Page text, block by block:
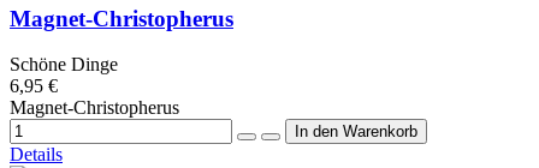
Magnet-Christopherus
Schöne Dinge
6,95 €
Magnet-Christopherus
Details